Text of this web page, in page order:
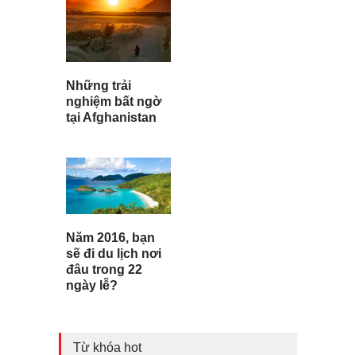
Những trải
nghiệm bất ngờ
tại Afghanistan
Năm 2016, bạn
sẽ đi du lịch nơi
đâu trong 22
ngày lễ?
Từ khóa hot